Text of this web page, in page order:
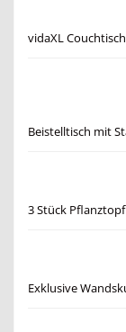
vidaXL
Beistelltisch mit
3 Stück
Exklusive